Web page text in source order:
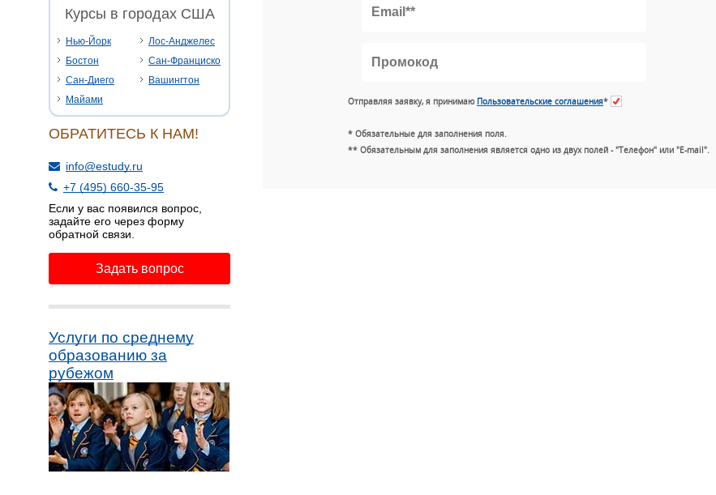
Курсы в городах США
Нью-Йорк
Лос-Анджелес
Бостон
Сан-Франциско
Сан-Диего
Вашингтон
Майами
ОБРАТИТЕСЬ К НАМ!
info@estudy.ru
+7 (495) 660-35-95
Если у вас появился вопрос,
задайте его через форму
обратной связи.
Задать вопрос
Услуги по среднему
образованию за
рубежом
Отправляя заявку, я принимаю Пользовательские соглашения*
* Обязательные для заполнения поля.
** Обязательным для заполнения является одно из двух полей - "Телефон" или "E-mail".